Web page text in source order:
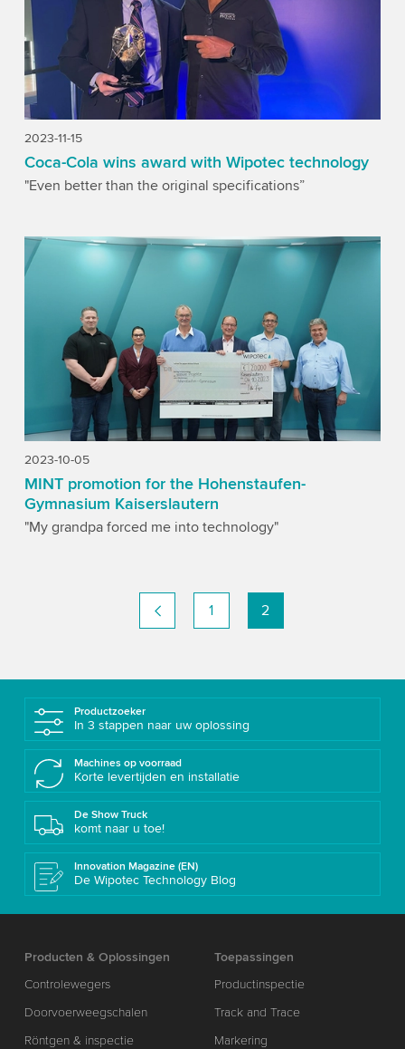
2023-11-15
Coca-Cola wins award with Wipotec technology
"Even better than the original specifications”
2023-10-05
MINT promotion for the Hohenstaufen-
Gymnasium Kaiserslautern
"My grandpa forced me into technology"
1 2
Productzoeker
In 3 stappen naar uw oplossing
Machines op voorraad
Korte levertijden en installatie
De Show Truck
komt naar u toe!
Innovation Magazine (EN)
De Wipotec Technology Blog
Producten & Oplossingen
Controlewegers
Doorvoerweegschalen
Röntgen & inspectie
Toepassingen
Productinspectie
Track and Trace
Markering